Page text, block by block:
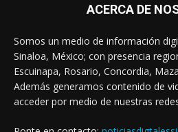
ACERCA DE
Somos un medio de información
Sinaloa, México; con presencia
Escuinapa, Rosario, Concordia,
Además generamos contenido de
acceder por medio de nuestras